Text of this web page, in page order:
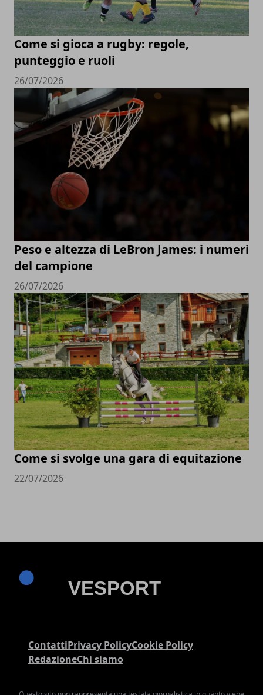
Come si gioca a rugby: regole,
punteggio e ruoli
26/07/2026
Peso e altezza di LeBron James: i numeri
del campione
26/07/2026
Come si svolge una gara di equitazione
22/07/2026
ContattiPrivacy PolicyCookie Policy
RedazioneChi siamo